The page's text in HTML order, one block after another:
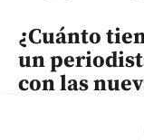
¿Cuánto
un
con las
Los periodistas